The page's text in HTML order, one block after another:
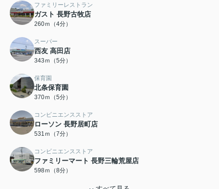
ファミリーレストラン
ガスト 長野古牧店
260ｍ（4分）
スーパー
西友 高田店
343ｍ（5分）
保育園
北条保育園
370ｍ（5分）
コンビニエンスストア
ローソン 長野居町店
531ｍ（7分）
コンビニエンスストア
ファミリーマート 長野三輪荒屋店
598ｍ（8分）